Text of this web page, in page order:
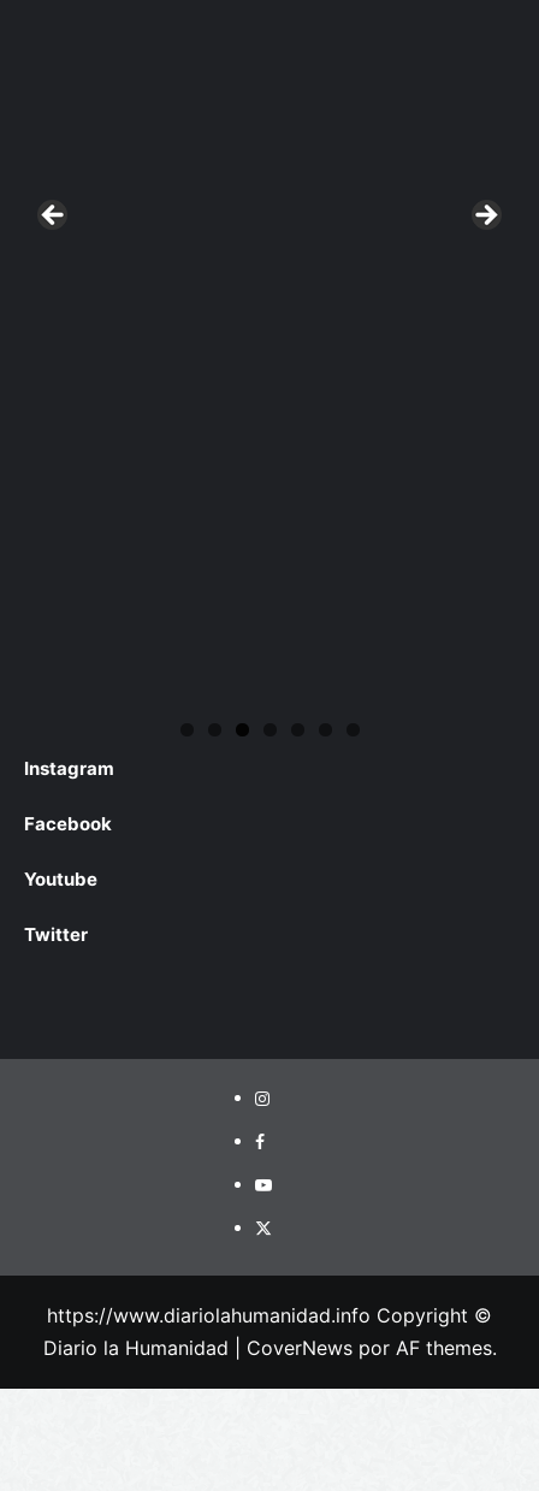
Instagram
Facebook
Youtube
Twitter
https://www.diariolahumanidad.info Copyright ©
Diario la Humanidad
CoverNewspor AF themes.